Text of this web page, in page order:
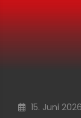
15. Juni 2026